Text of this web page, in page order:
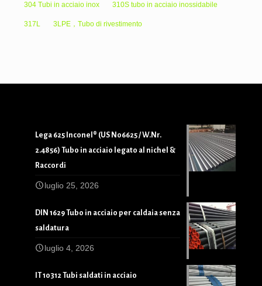
304 Tubi in acciaio inox 310S tubo in acciaio inossidabile
317L 3LPE，Tubo di rivestimento
Lega 625 Inconel® (US N06625 / W.Nr.
2.4856) Tubo in acciaio legato al nichel &
Raccordi
luglio 25, 2026
DIN 1629 Tubo in acciaio per caldaia senza
saldatura
luglio 4, 2026
IT 10312 Tubi saldati in acciaio